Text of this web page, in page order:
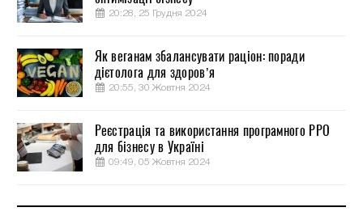
20:28, 25 Грудня 2024
Як веганам збалансувати раціон: поради
дієтолога для здоров’я
20:55, 30 Жовтня 2024
Реєстрація та використання програмного РРО
для бізнесу в Україні
09:49, 05 Жовтня 2024